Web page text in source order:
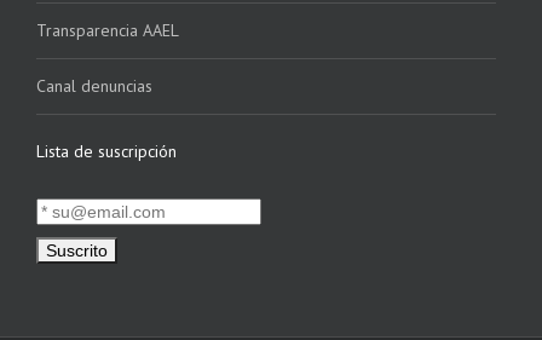
Transparencia AAEL
Canal denuncias
Lista de suscripción